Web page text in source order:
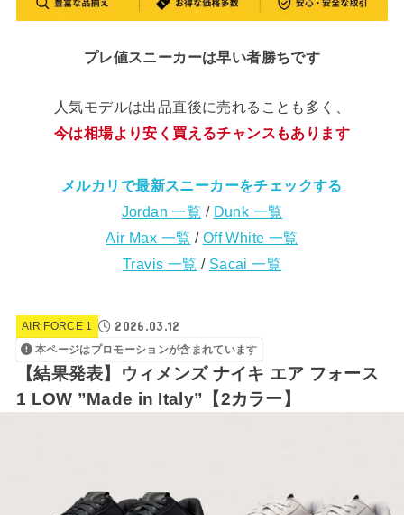
プレ値スニーカーは早い者勝ちです
人気モデルは出品直後に売れることも多く、
今は相場より安く買えるチャンスもあります
メルカリで最新スニーカーをチェックする
Jordan 一覧 / Dunk 一覧
Air Max 一覧 / Off White 一覧
Travis 一覧 / Sacai 一覧
AIR FORCE 1 2026.03.12
本ページはプロモーションが含まれています
【結果発表】ウィメンズ ナイキ エア フォース
1 LOW ”Made in Italy”【2カラー】